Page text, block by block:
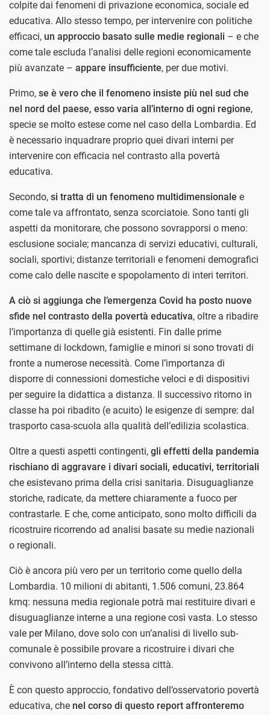
colpite dai fenomeni di privazione economica, sociale ed
educativa. Allo stesso tempo, per intervenire con politiche
efficaci, un approccio basato sulle medie regionali – e che
come tale escluda l’analisi delle regioni economicamente
più avanzate – appare insufficiente, per due motivi.
Primo, se è vero che il fenomeno insiste più nel sud che
nel nord del paese, esso varia all’interno di ogni regione,
specie se molto estese come nel caso della Lombardia. Ed
è necessario inquadrare proprio quei divari interni per
intervenire con efficacia nel contrasto alla povertà
educativa.
Secondo, si tratta di un fenomeno multidimensionale e
come tale va affrontato, senza scorciatoie. Sono tanti gli
aspetti da monitorare, che possono sovrapporsi o meno:
esclusione sociale; mancanza di servizi educativi, culturali,
sociali, sportivi; distanze territoriali e fenomeni demografici
come calo delle nascite e spopolamento di interi territori.
A ciò si aggiunga che l’emergenza Covid ha posto nuove
sfide nel contrasto della povertà educativa, oltre a ribadire
l’importanza di quelle già esistenti. Fin dalle prime
settimane di lockdown, famiglie e minori si sono trovati di
fronte a numerose necessità. Come l’importanza di
disporre di connessioni domestiche veloci e di dispositivi
per seguire la didattica a distanza. Il successivo ritorno in
classe ha poi ribadito (e acuito) le esigenze di sempre: dal
trasporto casa-scuola alla qualità dell’edilizia scolastica.
Oltre a questi aspetti contingenti, gli effetti della pandemia
rischiano di aggravare i divari sociali, educativi, territoriali
che esistevano prima della crisi sanitaria. Disuguaglianze
storiche, radicate, da mettere chiaramente a fuoco per
contrastarle. E che, come anticipato, sono molto difficili da
ricostruire ricorrendo ad analisi basate su medie nazionali
o regionali.
Ciò è ancora più vero per un territorio come quello della
Lombardia. 10 milioni di abitanti, 1.506 comuni, 23.864
kmq: nessuna media regionale potrà mai restituire divari e
disuguaglianze interne a una regione così vasta. Lo stesso
vale per Milano, dove solo con un’analisi di livello sub-
comunale è possibile provare a ricostruire i divari che
convivono all’interno della stessa città.
È con questo approccio, fondativo dell’osservatorio povertà
educativa, che nel corso di questo report affronteremo